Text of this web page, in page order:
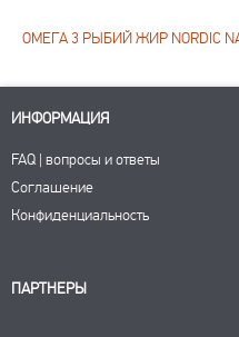
ОМЕГА 3 РЫБИЙ ЖИР NORDIC
ИНФОРМАЦИЯ
FAQ | вопросы и ответы
Соглашение
Конфиденциальность
ПАРТНЕРЫ